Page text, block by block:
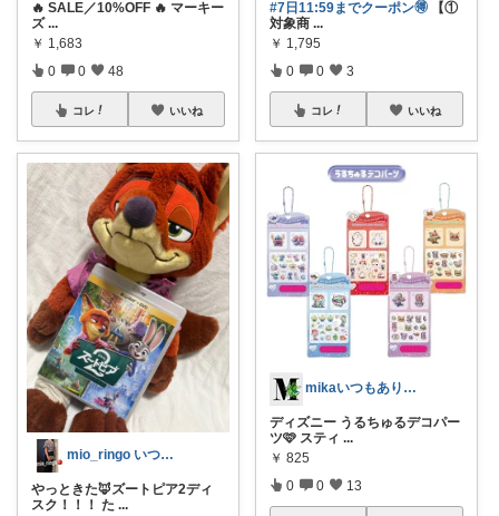
🔥 SALE／10%OFF 🔥 マーキー
ズ ...
￥ 1,683
0 0 48
コレ いいね
mio_ringo いつもありがとう☺︎
やっときた🦊ズートピア2ディ
スク！！！ た ...
#7日11:59までクーポン🉐 【①
対象商 ...
￥ 1,795
0 0 3
コレ いいね
mikaいつもありがとうございます🩷
ディズニー うるちゅるデコパー
ツ🩷 スティ ...
￥ 825
0 0 13